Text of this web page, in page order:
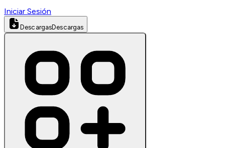
Iniciar Sesión
DescargasDescargas